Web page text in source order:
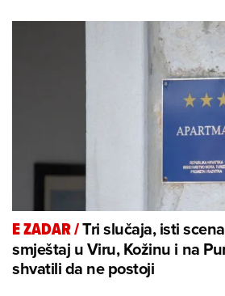
E ZADAR/Tri slučaja, isti
smještaj u Viru, Kožinu i na
shvatili da ne postoji